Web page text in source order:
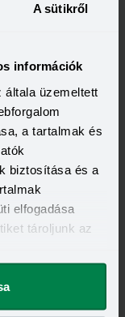
A sütikről
információk
általa üzemeltett
a tartalmak és
biztosítása és a
elfogadása
tároljunk az